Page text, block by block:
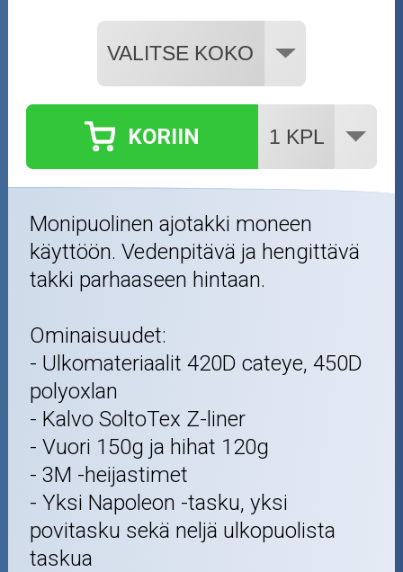
KORIIN
Monipuolinen ajotakki moneen
käyttöön. Vedenpitävä ja hengittävä
takki parhaaseen hintaan.
Ominaisuudet:
- Ulkomateriaalit 420D cateye, 450D
polyoxlan
- Kalvo SoltoTex Z-liner
- Vuori 150g ja hihat 120g
- 3M -heijastimet
- Yksi Napoleon -tasku, yksi
povitasku sekä neljä ulkopuolista
taskua